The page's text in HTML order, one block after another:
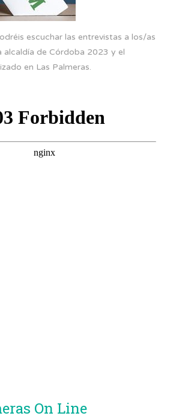
escuchar las entrevistas a los/as
alcaldía de Córdoba 2023 y el
en Las Palmeras.
On Line